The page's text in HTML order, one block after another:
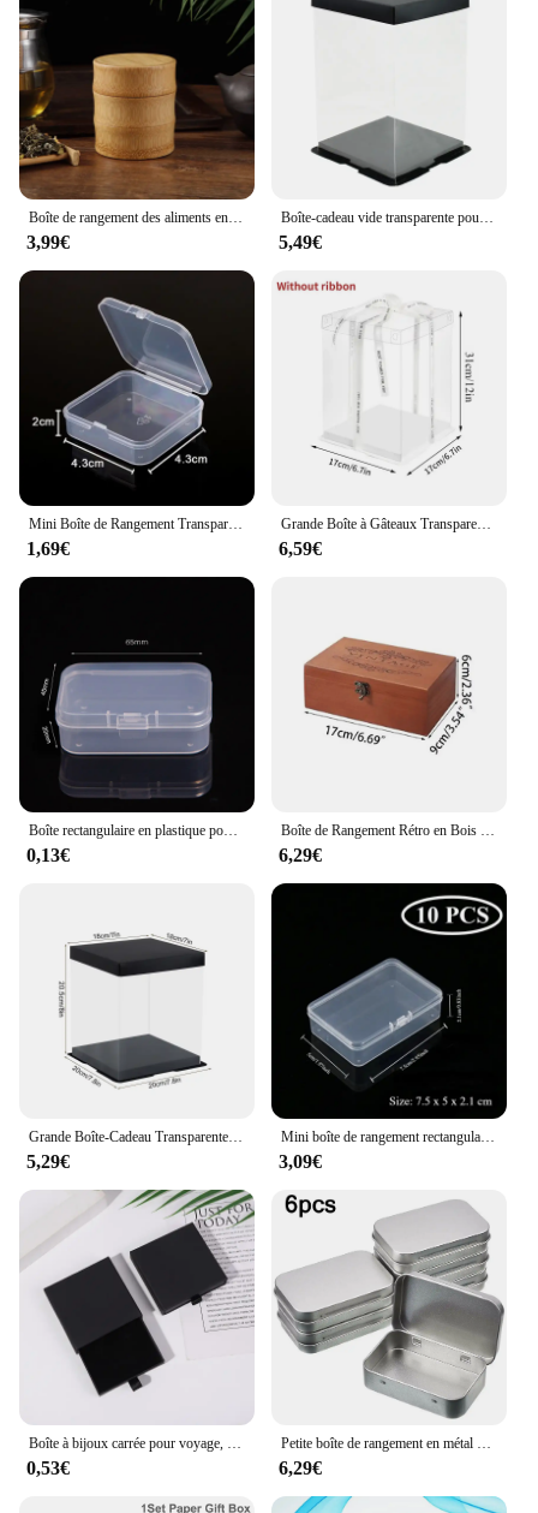
Boîte de rangement des aliments en bambou naturel, boîte à thé, épices, noix, respectueux de l'environnement, évaluation des pots, cuisine, beaucoup
3,99€
Boîte-cadeau vide transparente pour ours en peluche artificiel, boîte-cadeau de fleur de Rose pour femmes, fournitures de décoration de fête de mariage de saint-valentin
5,49€
Mini Boîte de Rangement Transparente en Plastique pour Bijoux, Conteneur Portable pour Boucles d'Oreilles, Bagues et Bouchons d'Oreilles, 60/6 Pièces
1,69€
Grande Boîte à Gâteaux Transparente en Plastique, Fournitures d'Emballage pour Anniversaire, Mariage, Bonbons, 1 Pièce
6,59€
Boîte rectangulaire en plastique pour stockage, mini boîtes transparentes, boîte d'emballage, boîte de rangement anti-poussière, boîte à bijoux
0,13€
Boîte de Rangement Rétro en Bois Uni avec Couvercle, Boîtes à Charnières Multifonctions, Emballage Cadeau, Étui à Bijoux, Maison, Boîte de Rangement Officiel du Soleil
6,29€
Grande Boîte-Cadeau Transparente en PVC de 20/28cm, Emballage Rose Ours, ixd'Anniversaire, Mariage, Décoration de Dessert
5,29€
Mini boîte de rangement rectangulaire en plastique, boîte d'emballage translucide, anti-poussière, étui à bijoux de bain durable, conteneur de rangement à domicile
3,09€
Boîte à bijoux carrée pour voyage, étui à collier, style côtelé, rangement pour bijoux, emballage cadeau surprise, 16 couleurs, 10x10x2cm
0,53€
Petite boîte de rangement en métal portable, conteneur plaqué 18, couvercle articulé africain, rectangulaire, beaucoup, 6 pièces
6,29€